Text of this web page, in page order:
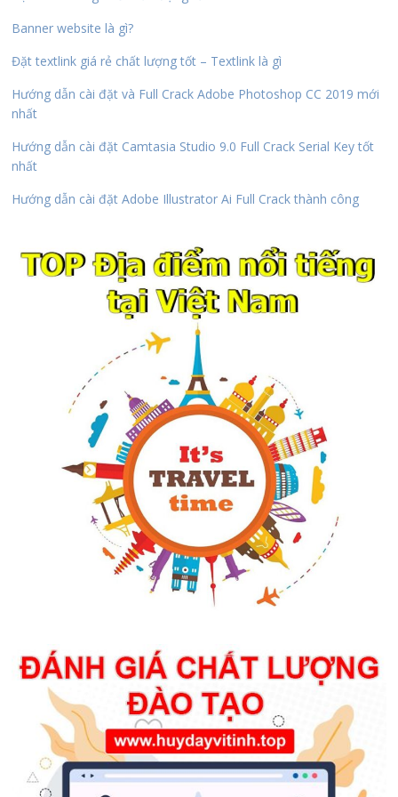
Banner website là gì?
Đặt textlink giá rẻ chất lượng tốt – Textlink là gì
Hướng dẫn cài đặt và Full Crack Adobe Photoshop CC 2019 mới
nhất
Hướng dẫn cài đặt Camtasia Studio 9.0 Full Crack Serial Key tốt
nhất
Hướng dẫn cài đặt Adobe Illustrator Ai Full Crack thành công